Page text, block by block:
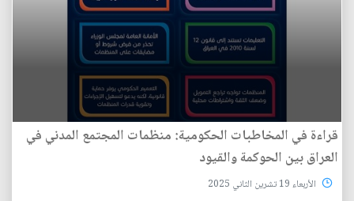
قراءة في المخاطبات الحكومية: منظمات المجتمع المدني في
العراق بين الحوكمة والقيود
الأربعاء 19 تشرين الثاني 2025